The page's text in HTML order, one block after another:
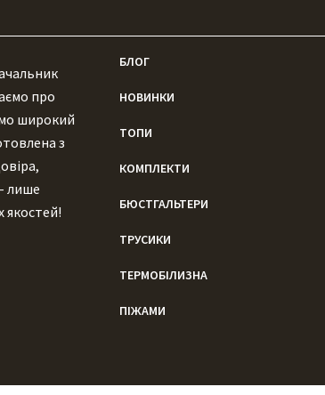
про
широкий
​​з
лише
якостей!
БЛОГ
НОВИНКИ
ТОПИ
КОМПЛЕКТИ
БЮСТГАЛЬТЕРИ
ТРУСИКИ
ТЕРМОБІЛИЗНА
ПІЖАМИ